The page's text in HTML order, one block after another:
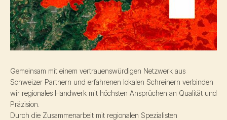
Gemeinsam mit einem vertrauenswürdigen Netzwerk aus
Schweizer Partnern und erfahrenen lokalen Schreinern verbinden
wir regionales Handwerk mit höchsten Ansprüchen an Qualität und
Präzision.
Durch die Zusammenarbeit mit regionalen Spezialisten